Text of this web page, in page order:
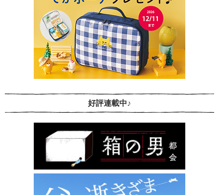
好評連載中♪